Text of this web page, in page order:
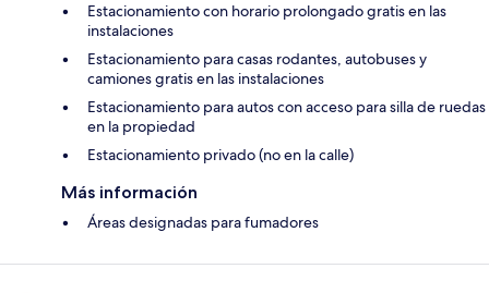
Estacionamiento con horario prolongado gratis en las
instalaciones
Estacionamiento para casas rodantes, autobuses y
camiones gratis en las instalaciones
Estacionamiento para autos con acceso para silla de ruedas
en la propiedad
Estacionamiento privado (no en la calle)
Más información
Áreas designadas para fumadores